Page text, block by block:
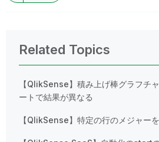
Related Topics
【QlikSense】積み上げ棒グラフチ
ートで結果が異なる
【QlikSense】特定の行のメジャー